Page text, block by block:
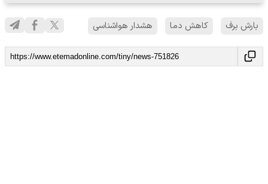
بارش برف کاهش دما هشدار هواشناسی